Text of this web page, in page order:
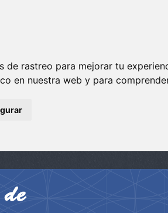
de rastreo para mejorar tu
en nuestra web y para